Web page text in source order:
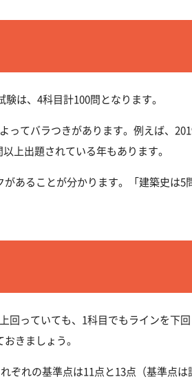
は、4科目計100問となります。
てバラつきがあります。例えば、
上出題されている年もあります。
あることが分かります。「建築史は5
っていても、1科目でもラインを下
きましょう。
ぞれの基準点は11点と13点（基準点